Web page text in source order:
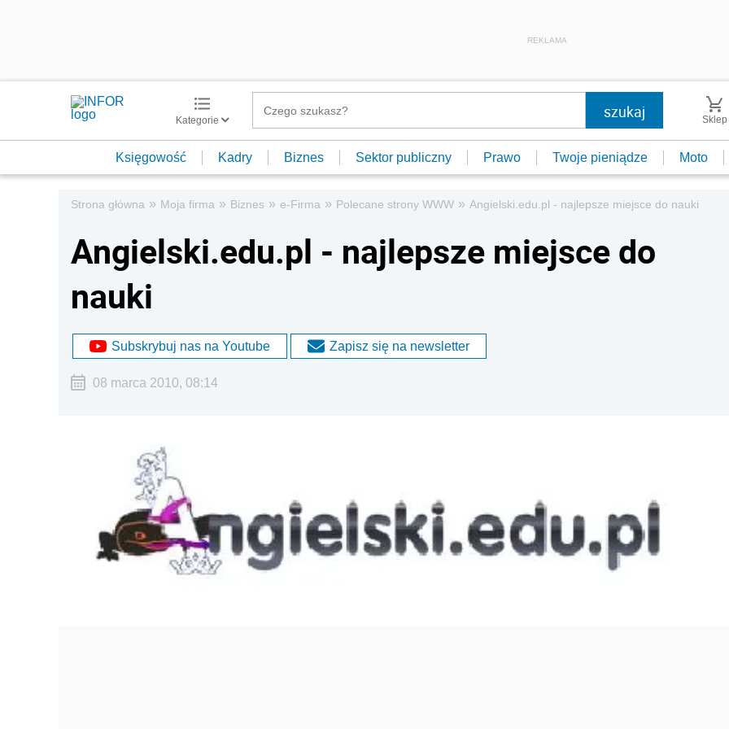
REKLAMA
Kategorie Sklep
Księgowość Kadry Biznes Sektor publiczny Prawo Twoje pieniądze Moto
Strona główna » Moja firma » Biznes » e-Firma » Polecane strony WWW » Angielski.edu.pl - najlepsze miejsce do nauki
Angielski.edu.pl - najlepsze miejsce do
nauki
Subskrybuj nas na Youtube Zapisz się na newsletter
08 marca 2010, 08:14